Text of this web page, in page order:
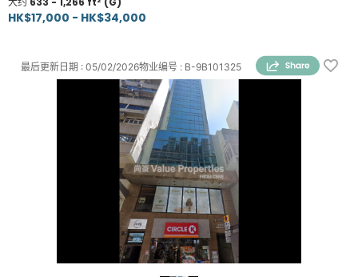
HK$17,000 - HK$34,000
物业编号 : B-9B101325
最后更新日期 : 05/02/2026